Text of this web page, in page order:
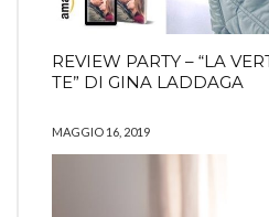
REVIEW PARTY – “LA
TE” DI GINA LADDAGA
MAGGIO 16, 2019